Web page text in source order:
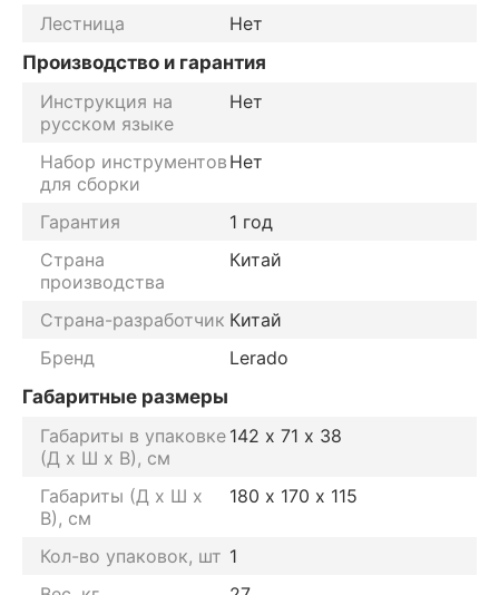
Лестница
Нет
Производство и гарантия
Инструкция на
русском языке
Нет
Набор инструментов
для сборки
Нет
Гарантия
1 год
Страна
производства
Китай
Страна-разработчик Китай
Бренд
Lerado
Габаритные размеры
Габариты в упаковке
(Д х Ш х В), см
142 х 71 х 38
Габариты (Д х Ш х
В), см
180 х 170 х 115
Кол-во упаковок, шт 1